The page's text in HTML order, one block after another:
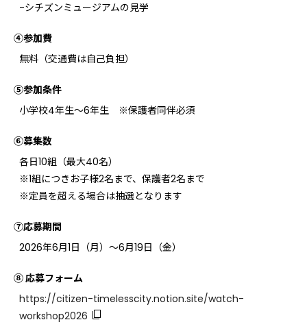
-シチズンミュージアムの見学
④参加費
無料（交通費は自己負担）
⑤参加条件
小学校4年生～6年生 ※保護者同伴必須
⑥募集数
各日10組（最大40名）
※1組につきお子様2名まで、保護者2名まで
※定員を超える場合は抽選となります
⑦応募期間
2026年6月1日（月）～6月19日（金）
⑧ 応募フォーム
https://citizen-timelesscity.notion.site/watch-
workshop2026